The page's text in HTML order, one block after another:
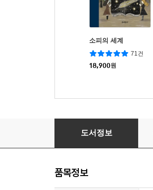
소피의 세계
71건
18,900원
마고가 돈 문제에 대처하는
도서정보
품목정보